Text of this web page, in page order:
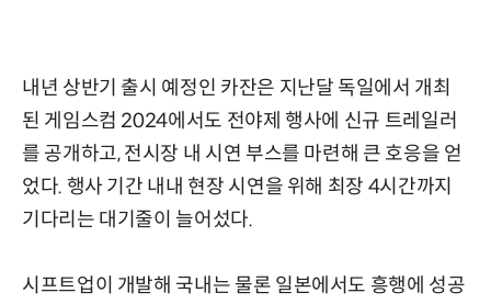
내년 상반기 출시 예정인 카잔은 지난달 독일에서 개최
된 게임스컴 2024에서도 전야제 행사에 신규 트레일러
를 공개하고, 전시장 내 시연 부스를 마련해 큰 호응을 얻
었다. 행사 기간 내내 현장 시연을 위해 최장 4시간까지
기다리는 대기줄이 늘어섰다.
시프트업이 개발해 국내는 물론 일본에서도 흥행에 성공